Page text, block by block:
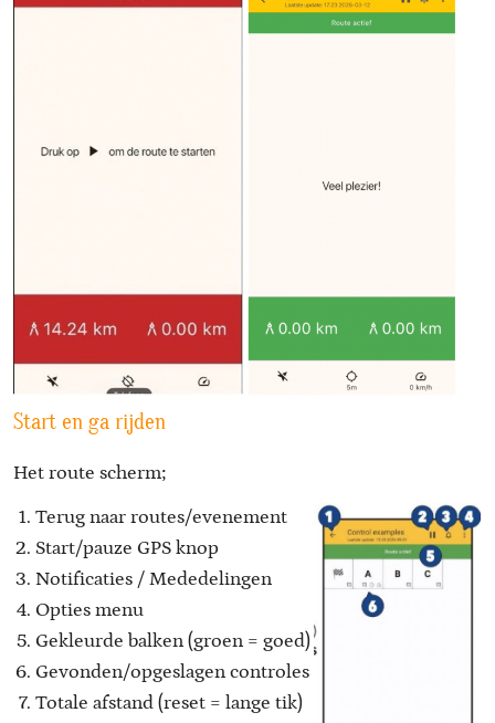
Start en ga rijden
Het route scherm;
Terug naar routes/evenement
Start/pauze GPS knop
Notificaties / Mededelingen
Opties menu
Gekleurde balken (groen = goed)
Gevonden/opgeslagen controles
Totale afstand (reset = lange tik)